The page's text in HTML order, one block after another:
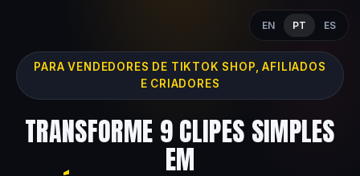
EN PT ES
PARA VENDEDORES DE TIKTOK SHOP, AFILIADOS
E CRIADORES
TRANSFORME 9 CLIPES SIMPLES
EM